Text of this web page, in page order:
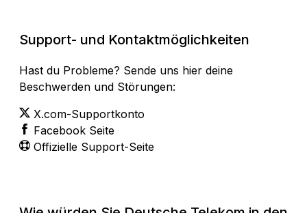
Support- und Kontaktmöglichkeiten
Hast du Probleme? Sende uns hier deine
Beschwerden und Störungen:
X.com-Supportkonto
Facebook Seite
Offizielle Support-Seite